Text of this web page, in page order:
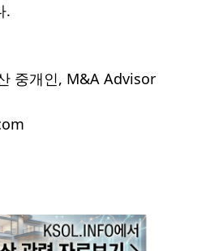
.
중개인, M&A Advisor